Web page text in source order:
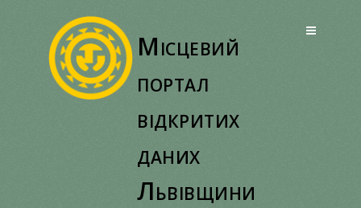
Місцевий
портал
відкритих
даних
Львівщини